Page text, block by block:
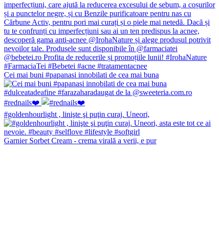
Cei mai buni #papanasi innobilati de cea mai buna
#rednails❤️
#goldenhourlight , linişte şi puţin curaj. Uneori,
Garnier Sorbet Cream - crema virală a verii, e pur